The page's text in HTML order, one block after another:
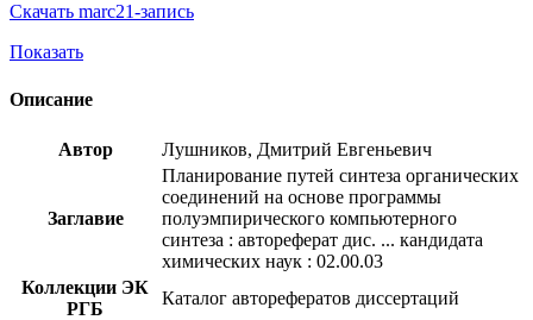
Скачать marc21-запись
Показать
Описание
Автор Лушников, Дмитрий Евгеньевич
Заглавие
Планирование путей синтеза органических
соединений на основе программы
полуэмпирического компьютерного
синтеза : автореферат дис. ... кандидата
химических наук : 02.00.03
Коллекции ЭК
РГБ
Каталог авторефератов диссертаций